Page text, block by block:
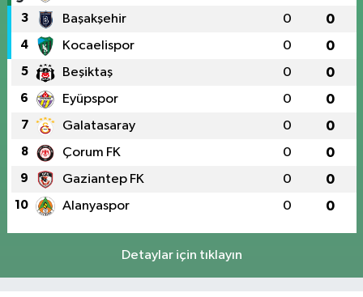
3 Başakşehir 0 0
4 Kocaelispor 0 0
5 Beşiktaş 0 0
6 Eyüpspor 0 0
7 Galatasaray 0 0
8 Çorum FK 0 0
9 Gaziantep FK 0 0
10 Alanyaspor 0 0
Detaylar için tıklayın